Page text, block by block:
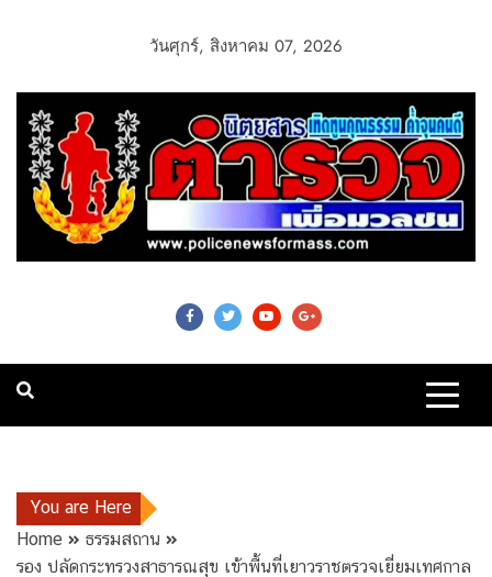
วันศุกร์, สิงหาคม 07, 2026
Police News For
Mass
You are Here
Home
ธรรมสถาน
รอง ปลัดกระทรวงสาธารณสุข เข้าพื้นที่เยาวราชตรวจเยี่ยมเทศกาล